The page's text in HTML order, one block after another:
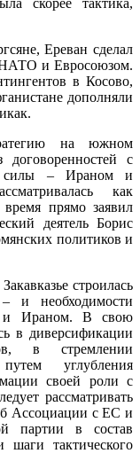
скорее тактика,
Ереван сделал
НАТО и Евросоюзом.
в Косово,
дополняли
на южном
договоренностей с
силы – Ираном и
как
прямо заявил
деятель Борис
политиков и
строилась
и необходимости
и Ираном. В свою
в диверсификации
в стремлении
углубления
своей роли с
рассматривать
Ассоциации с ЕС и
партии в состав
тактического